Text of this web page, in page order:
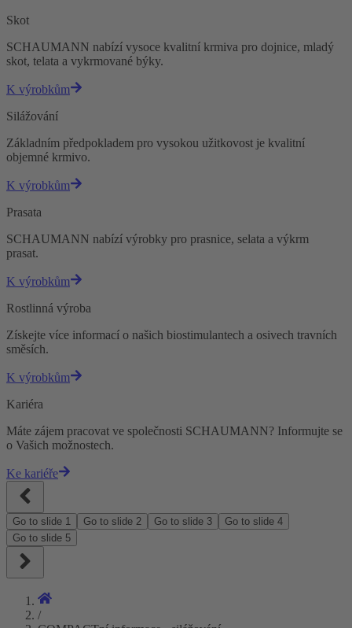
Skot
SCHAUMANN nabízí vysoce kvalitní krmiva pro dojnice, mladý
skot, telata a vykrmované býky.
K výrobkům
Silážování
Základním předpokladem pro vysokou užitkovost je kvalitní
objemné krmivo.
K výrobkům
Prasata
SCHAUMANN nabízí výrobky pro prasnice, selata a výkrm
prasat.
K výrobkům
Rostlinná výroba
Získejte více informací o našich biostimulantech a osivech travních
směsích.
K výrobkům
Kariéra
Máte zájem pracovat ve společnosti SCHAUMANN? Informujte se
o Vašich možnostech.
Ke kariéře
Go to slide 1 Go to slide 2 Go to slide 3 Go to slide 4
Go to slide 5
/